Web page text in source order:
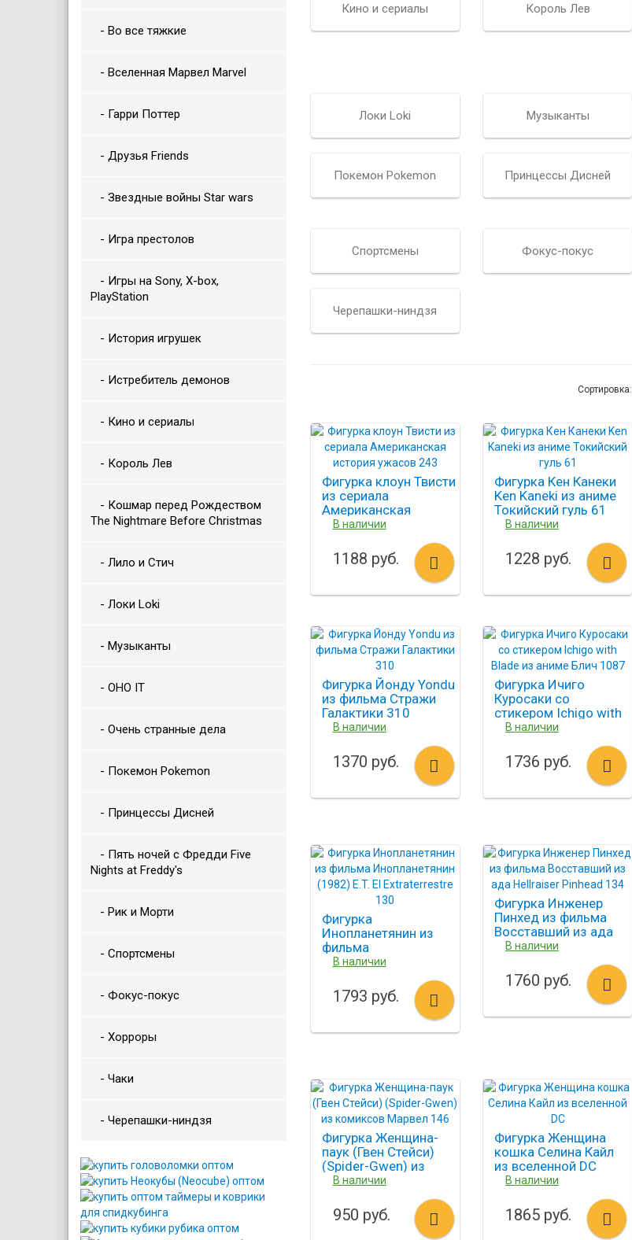
- Во все тяжкие
- Вселенная Марвел Marvel
- Гарри Поттер
- Друзья Friends
- Звездные войны Star wars
- Игра престолов
- Игры на Sony, X-box,
PlayStation
- История игрушек
- Истребитель демонов
- Кино и сериалы
- Король Лев
- Кошмар перед Рождеством
The Nightmare Before Christmas
- Лило и Стич
- Локи Loki
- Музыканты
- ОНО IT
- Очень странные дела
- Покемон Pokemon
- Принцессы Дисней
- Пять ночей с Фредди Five
Nights at Freddy's
- Рик и Морти
- Спортсмены
- Фокус-покус
- Хорроры
- Чаки
- Черепашки-ниндзя
Кино и сериалы Король Лев
Локи Loki Музыканты
Покемон Pokemon Принцессы Дисней
Спортсмены Фокус-покус
Черепашки-ниндзя
Сортировка:
Фигурка клоун Твисти
из сериала
Американская
история ужасов 243
В наличии
1188 руб.
Фигурка Кен Канеки
Ken Kaneki из аниме
Токийский гуль 61
В наличии
1228 руб.
Фигурка Йонду Yondu
из фильма Стражи
Галактики 310
В наличии
1370 руб.
Фигурка Ичиго
Куросаки со
стикером Ichigo with
Blade из аниме Блич
В наличии
1736 руб.
Фигурка
Инопланетянин из
фильма
Инопланетянин
Extraterrestre 130
В наличии
1793 руб.
Фигурка Инженер
Пинхед из фильма
Восставший из ада
Hellraiser Pinhead 134
В наличии
1760 руб.
Фигурка Женщина-
паук (Гвен Стейси)
(Spider-Gwen) из
комиксов Марвел
В наличии
950 руб.
Фигурка Женщина
кошка Селина Кайл
из вселенной DC
В наличии
1865 руб.